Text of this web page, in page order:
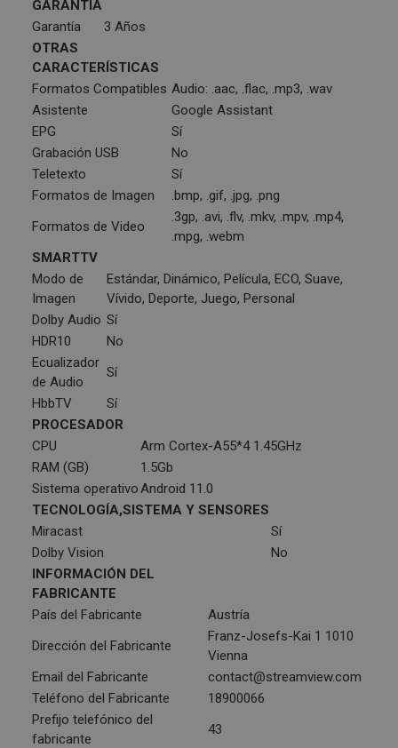
GARANTÍA
Garantía
3 Años
OTRAS
CARACTERÍSTICAS
Formatos Compatibles Audio: .aac, .flac, .mp3, .wav
Asistente
Google Assistant
EPG
Sí
Grabación USB
No
Teletexto
Sí
Formatos de Imagen
.bmp, .gif, .jpg, .png
Formatos de Video
.3gp, .avi, .flv, .mkv, .mpv, .mp4,
.mpg, .webm
SMARTTV
Modo de
Imagen
Estándar, Dinámico, Película, ECO, Suave,
Vívido, Deporte, Juego, Personal
Dolby Audio Sí
HDR10
No
Ecualizador
de Audio
Sí
HbbTV
Sí
PROCESADOR
CPU
Arm Cortex-A55*4 1.45GHz
RAM (GB)
1.5Gb
Sistema operativoAndroid 11.0
TECNOLOGÍA,SISTEMA Y SENSORES
Miracast
Sí
Dolby Vision
No
INFORMACIÓN DEL
FABRICANTE
País del Fabricante
Austría
Dirección del Fabricante
Franz-Josefs-Kai 1 1010
Vienna
Email del Fabricante
contact@streamview.com
Teléfono del Fabricante
18900066
Prefijo telefónico del
fabricante
43